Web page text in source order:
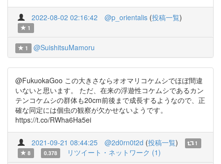
2022-08-02 02:16:42 @p_orientalis (投稿一覧)
1
1 @SuishitsuMamoru
@FukuokaGoo この大きさならオオマリコケムシでほぼ間違
いないと思います。 ただ、在来の浮遊性コケムシであるカン
テンコケムシの群体も20cm前後まで成長するようなので、正
確な同定には個虫の観察が欠かせないようです。
https://t.co/RWha6Ha5ei
2021-09-21 08:44:25 @2d0rn0t2d (投稿一覧)
1
8
0.378 リツイート・ネットワーク (1)